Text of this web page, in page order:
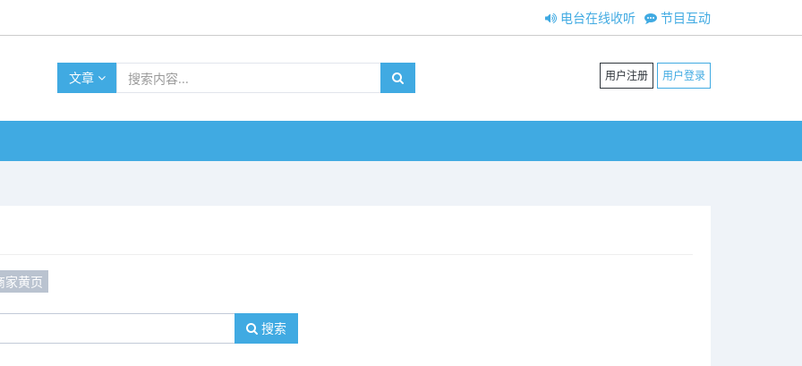
节目互动
电台在线收听
文章 用户注册 用户登录
家黄页
搜索